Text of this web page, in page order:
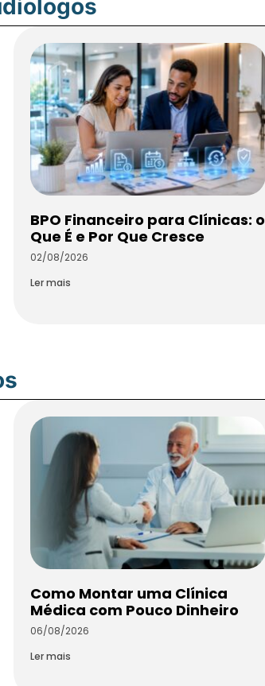
BPO Financeiro para Clínicas: o
Que É e Por Que Cresce
02/08/2026
Ler mais
Como Montar uma Clínica
Médica com Pouco Dinheiro
06/08/2026
Ler mais